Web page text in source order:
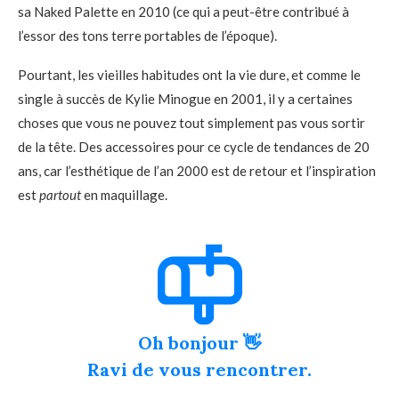
sa Naked Palette en 2010 (ce qui a peut-être contribué à
l’essor des tons terre portables de l’époque).
Pourtant, les vieilles habitudes ont la vie dure, et comme le
single à succès de Kylie Minogue en 2001, il y a certaines
choses que vous ne pouvez tout simplement pas vous sortir
de la tête. Des accessoires pour ce cycle de tendances de 20
ans, car l’esthétique de l’an 2000 est de retour et l’inspiration
estpartouten maquillage.
Oh bonjour 👋
Ravi de vous rencontrer.